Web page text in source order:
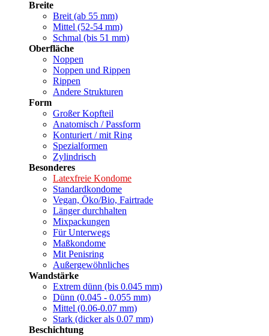
Breite
Breit (ab 55 mm)
Mittel (52-54 mm)
Schmal (bis 51 mm)
Oberfläche
Noppen
Noppen und Rippen
Rippen
Andere Strukturen
Form
Großer Kopfteil
Anatomisch / Passform
Konturiert / mit Ring
Spezialformen
Zylindrisch
Besonderes
Latexfreie Kondome
Standardkondome
Vegan, Öko/Bio, Fairtrade
Länger durchhalten
Mixpackungen
Für Unterwegs
Maßkondome
Mit Penisring
Außergewöhnliches
Wandstärke
Extrem dünn (bis 0.045 mm)
Dünn (0.045 - 0.055 mm)
Mittel (0.06-0.07 mm)
Stark (dicker als 0.07 mm)
Beschichtung